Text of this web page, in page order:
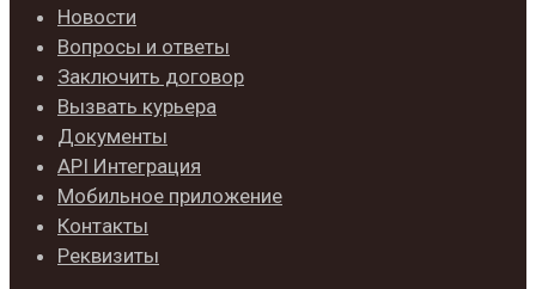
Новости
Вопросы и ответы
Заключить договор
Вызвать курьера
Документы
API Интеграция
Мобильное приложение
Контакты
Реквизиты